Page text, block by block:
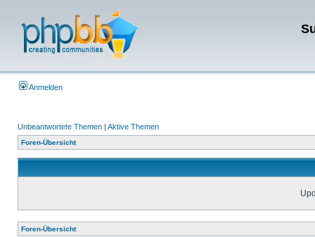
Anmelden
Unbeantwortete Themen | Aktive Themen
Foren-Übersicht
Foren-Übersicht